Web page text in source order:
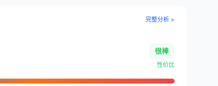
完整分析 >
很棒
性价比